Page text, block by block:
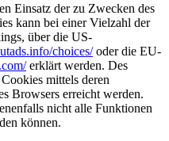
Einsatz der zu Zwecken des
kann bei einer Vielzahl der
über die US-
choices/oder die EU-
erklärt werden. Des
mittels deren
Browsers erreicht werden.
nicht alle Funktionen
können.